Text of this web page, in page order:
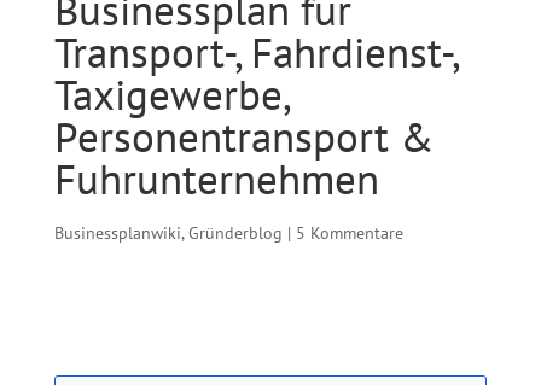
Transport-, Fahrdienst-,
Taxigewerbe,
Personentransport &
Fuhrunternehmen
Businessplanwiki,Gründerblog | 5 Kommentare